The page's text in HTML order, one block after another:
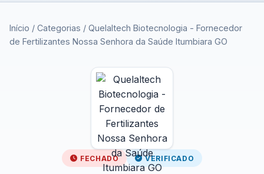
Início / Categorias / Quelaltech Biotecnologia - Fornecedor
de Fertilizantes Nossa Senhora da Saúde Itumbiara GO
FECHADO VERIFICADO